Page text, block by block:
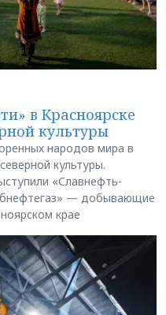
в Красноярске
культуры
народов мира в
культуры.
«Славнефть-
— добывающие
крае